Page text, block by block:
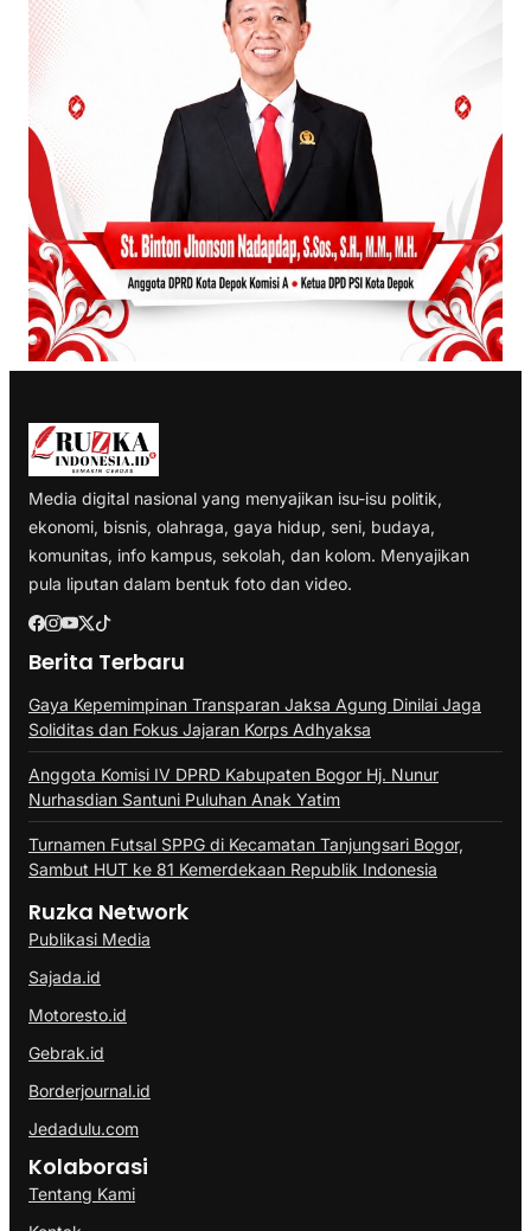
Media digital nasional yang menyajikan isu-isu politik,
ekonomi, bisnis, olahraga, gaya hidup, seni, budaya,
komunitas, info kampus, sekolah, dan kolom. Menyajikan
pula liputan dalam bentuk foto dan video.
Berita Terbaru
Gaya Kepemimpinan Transparan Jaksa Agung Dinilai Jaga
Soliditas dan Fokus Jajaran Korps Adhyaksa
Anggota Komisi IV DPRD Kabupaten Bogor Hj. Nunur
Nurhasdian Santuni Puluhan Anak Yatim
Turnamen Futsal SPPG di Kecamatan Tanjungsari Bogor,
Sambut HUT ke 81 Kemerdekaan Republik Indonesia
Ruzka Network
Publikasi Media
Sajada.id
Motoresto.id
Gebrak.id
Borderjournal.id
Jedadulu.com
Kolaborasi
Tentang Kami